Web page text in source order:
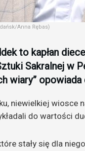
Anna Rębas)
to kapłan
Sakralnej w
wiary”
niewielkiej
do wartości
stały się dla